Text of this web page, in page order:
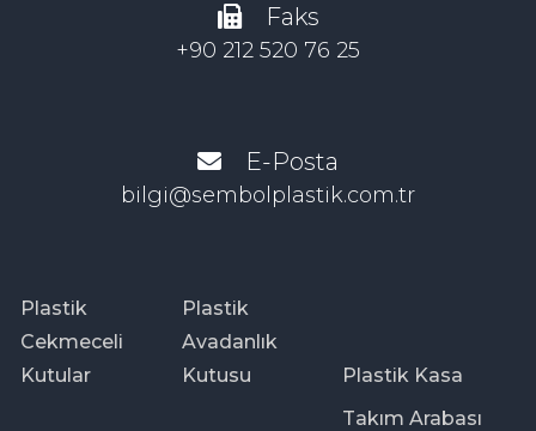
Faks
+90 212 520 76 25
E-Posta
bilgi@sembolplastik.com.tr
Plastik
Cekmeceli
Kutular
Plastik
Avadanlık
Kutusu
Plastik Kasa
Takım Arabası